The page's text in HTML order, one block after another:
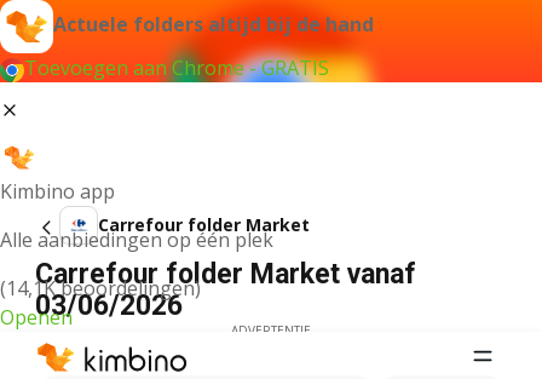
Actuele folders altijd bij de hand
Toevoegen aan Chrome - GRATIS
Kimbino app
Alle aanbiedingen op één plek
(14,1K beoordelingen)
Openen
Carrefour folder Market
Carrefour folder Market vanaf
03/06/2026
ADVERTENTIE